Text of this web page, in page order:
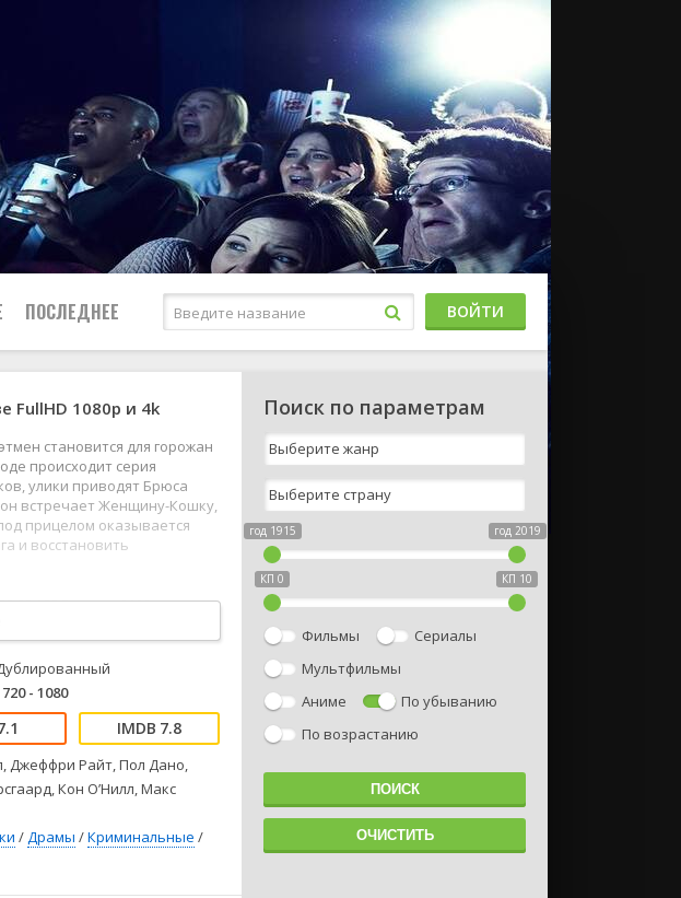
Криминал
Приключения
Семейные
Спорт
Триллеры
Фантастика
ПОСЛЕДНЕЕ
Все
2024
2023
2022
2021
Русские
Зарубежные
Фильмы из соцетей
ВОЙТИ
FullHD 1080p и 4k
становится для горожан
происходит серия
улики приводят Брюса
встречает Женщину-Кошку,
прицелом оказывается
и восстановить
99100Бэтмен (2022)
и 4к можно на просторах
720 - 1080
7.8
Джеффри Райт, Пол Дано,
Кон О’Нилл, Макс
/Драмы /Криминальные /
Поиск по параметрам
год 1915 год 2019
КП 0 КП 10
Фильмы
Сериалы
Мультфильмы
Аниме
По убыванию
По возрастанию